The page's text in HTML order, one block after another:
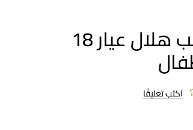
أسورة ذهب هلال عيار 18
اكتب تعليقًا